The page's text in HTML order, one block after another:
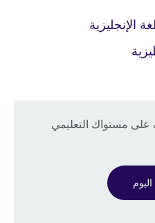
الإنجليزية
على مستواك التعليمي